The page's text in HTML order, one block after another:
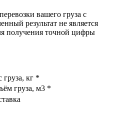
вашего груза с
результат не является
получения точной цифры
груза, кг *
груза, м3 *